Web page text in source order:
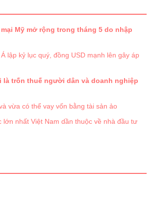
Mỹ mở rộng trong tháng 5 do nhập
lập kỷ lục quý, đồng USD mạnh lên gây áp
là trốn thuế người dân và doanh nghiệp
vừa có thể vay vốn bằng tài sản ảo
lớn nhất Việt Nam dần thuộc về nhà đầu tư